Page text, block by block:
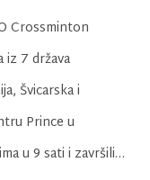
Crossminton
iz 7 država
Švicarska i
Prince u
u 9 sati i završili…